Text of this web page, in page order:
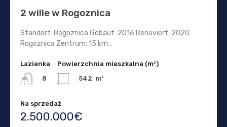
2 wille w Rogoznica
Standort: Rogoznica Gebaut: 2016 Renoviert: 2020
Rogoznica Zentrum: 15 km…
Lazienka
8
Powierzchnia mieszkalna (m²)
542 m²
Na sprzedaż
2.500.000€